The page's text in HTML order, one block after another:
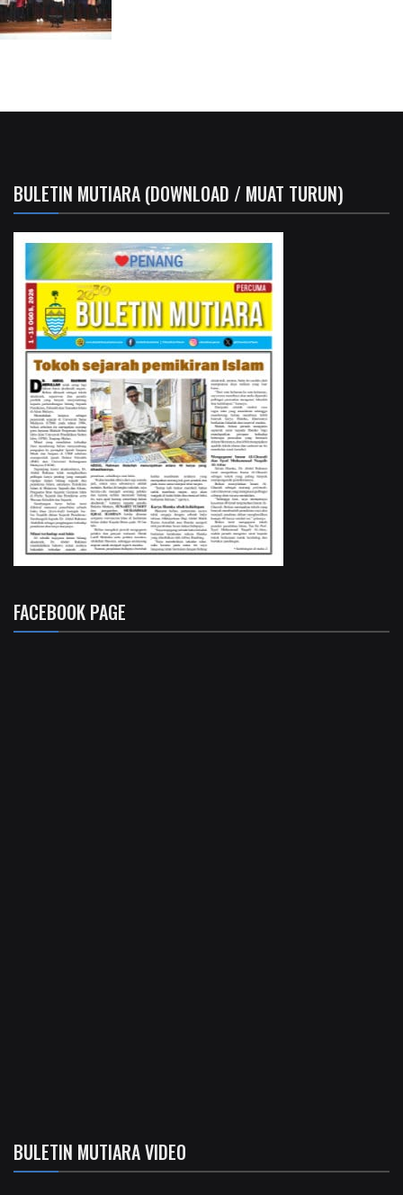
BULETIN MUTIARA (DOWNLOAD / MUAT TURUN)
FACEBOOK PAGE
BULETIN MUTIARA VIDEO